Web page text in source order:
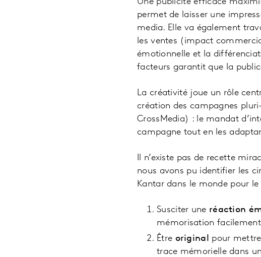
permet de laisser une
media. Elle va également
les ventes (impact
émotionnelle et la
facteurs garantit que la
La créativité joue un rôle
création des campagnes
CrossMedia) : le mandat
campagne tout en les
Il n’existe pas de recette
nous avons pu identifier les
Kantar dans le monde pour
Susciter une réaction
mémorisation
Être original pour
trace mémorielle dans